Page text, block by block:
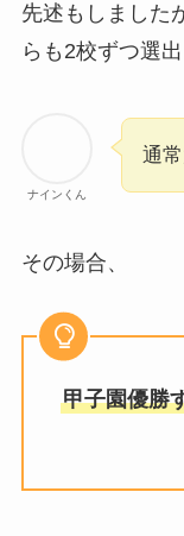
先述もしました
らも2校ずつ選
ナインくん
通
その場合、
甲子園優勝